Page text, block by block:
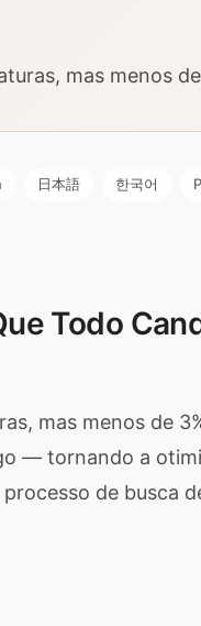
mas menos
日本語 한국어
Todo
mas menos de
— tornando a
de busca